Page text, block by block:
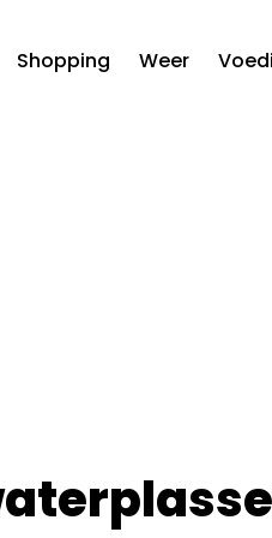
Shopping Weer